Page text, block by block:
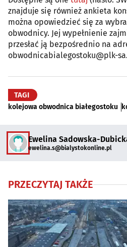
znajduje się również ankieta
można opowiedzieć się za
obwodnicy. Jej wypełnienie
przesłać ją bezpośrednio na
obwodnicabialegostoku@plk-
TAGI
kolejowa obwodnica białegostoku
Ewelina Sadowska-
ewelina.s@bialystokonline.pl
PRZECZYTAJ TAKŻE